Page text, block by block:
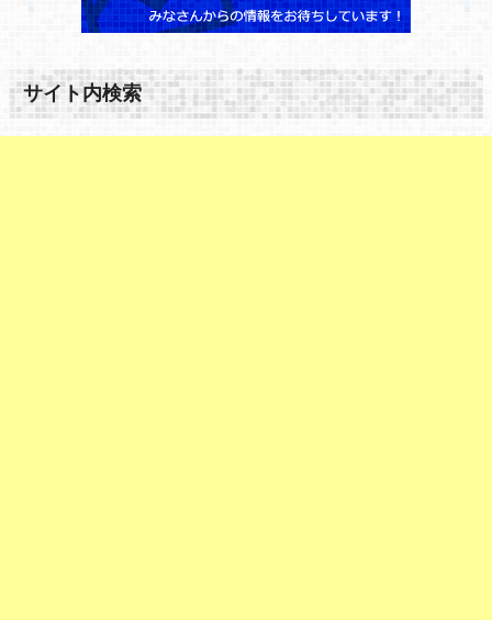
サイト内検索